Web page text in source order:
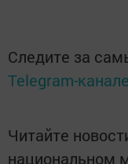
Следите за
Telegram-канале
Читайте
национальном